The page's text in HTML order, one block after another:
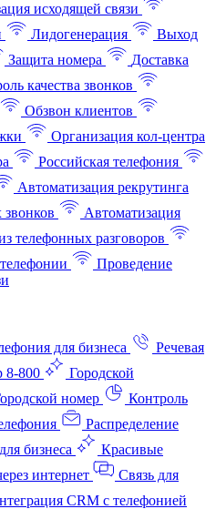
исходящей связи
Лидогенерация
Выход
Защита номера
Доставка
качества звонков
Обзвон клиентов
Организация кол-центра
Российская телефония
Автоматизация рекрутинга
Автоматизация
телефонных разговоров
Проведение
для бизнеса
Речевая
8-800
Городской
номер
Контроль
Распределение
бизнеса
Красивые
интернет
Связь для
CRM с телефонией